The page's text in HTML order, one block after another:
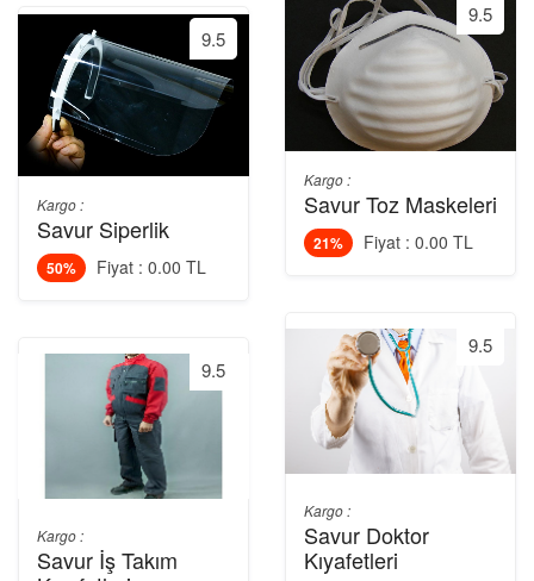
9.5
Kargo :
Savur Siperlik
50% Fiyat : 0.00 TL
9.5
Kargo :
Savur İş Takım
9.5
Kargo :
Savur Toz Maskeleri
21% Fiyat : 0.00 TL
9.5
Kargo :
Savur Doktor
Kıyafetleri